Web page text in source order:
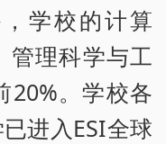
学校的计算
管理科学与工
20%。学校各
进入ESI全球